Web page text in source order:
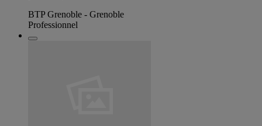
BTP Grenoble - Grenoble
Professionnel